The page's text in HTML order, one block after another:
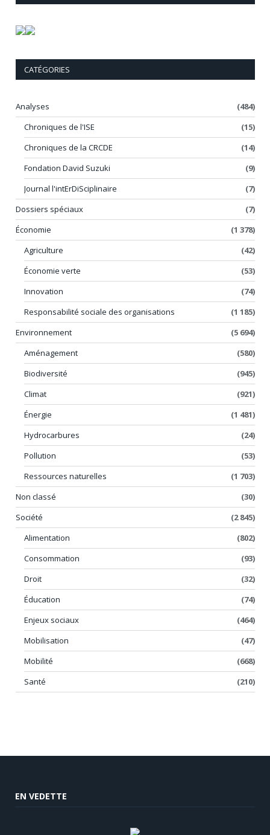
CATÉGORIES
Analyses
(484)
Chroniques de l'ISE
(15)
Chroniques de la CRCDE
(14)
Fondation David Suzuki
(9)
Journal l'intErDiSciplinaire
(7)
Dossiers spéciaux
(7)
Économie
(1 378)
Agriculture
(42)
Économie verte
(53)
Innovation
(74)
Responsabilité sociale des organisations
(1 185)
Environnement
(5 694)
Aménagement
(580)
Biodiversité
(945)
Climat
(921)
Énergie
(1 481)
Hydrocarbures
(24)
Pollution
(53)
Ressources naturelles
(1 703)
Non classé
(30)
Société
(2 845)
Alimentation
(802)
Consommation
(93)
Droit
(32)
Éducation
(74)
Enjeux sociaux
(464)
Mobilisation
(47)
Mobilité
(668)
Santé
(210)
EN VEDETTE